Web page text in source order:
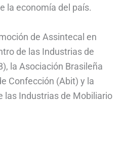
la economía del país.
de Assintecal en
de las Industrias de
la Asociación Brasileña
Confección (Abit) y la
las Industrias de Mobiliario